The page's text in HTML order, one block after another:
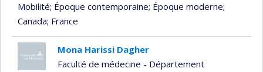
Mobilité; Époque contemporaine; Époque moderne;
Canada; France
Mona Harissi Dagher
Faculté de médecine - Département